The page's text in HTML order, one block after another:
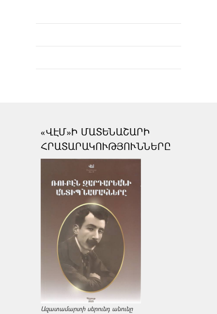
«ՎԷՄ»Ի ՄԱՏԵՆԱՇԱՐԻ
ՀՐԱՏԱՐԱԿՈՒԹՅՈՒՆՆԵՐԸ
Ազատամարտի սերունդ անունը